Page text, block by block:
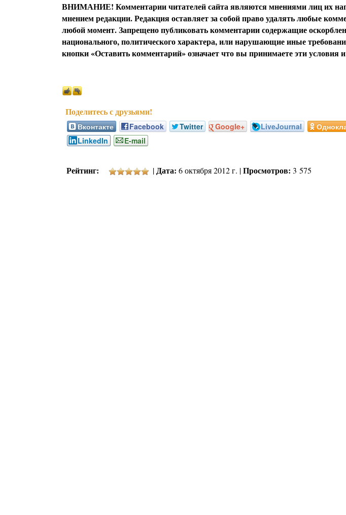
ВНИМАНИЕ! Комментарии читателей сайта являются мнениями лиц их
мнением редакции. Редакция оставляет за собой право удалять любые
любой момент. Запрещено публиковать комментарии содержащие
национального, политического характера, или нарушающие иные
кнопки «Оставить комментарий» означает что вы принимаете эти условия
Вконтакте Facebook Twitter Google+ LiveJournal
LinkedIn
E-mail
Рейтинг: |Дата: 6 октября 2012 г. |Просмотров: 3 575